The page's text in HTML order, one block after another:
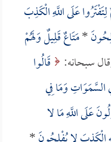
عَلَى اللَّهِ الْكَذِبَ
*مَتَاعٌ قَلِيلٌ وَلَهُمْ
قَالُوا
السَّمَوَاتِ وَمَا فِي
عَلَى اللَّهِ مَا لا